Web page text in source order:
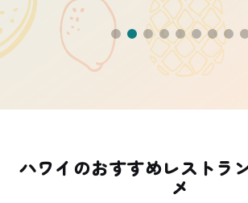
ハワイのおすすめレストラ
メ